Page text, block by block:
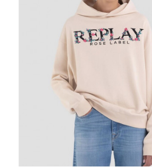
Login
Registar
Carrinho
compras
Glispe
Mulher
Homem